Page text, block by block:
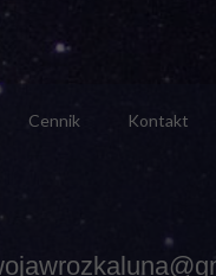
Cennik Kontakt